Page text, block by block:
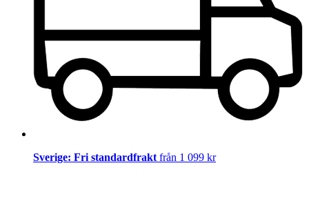
Sverige: Fri standardfrakt från 1 099 kr